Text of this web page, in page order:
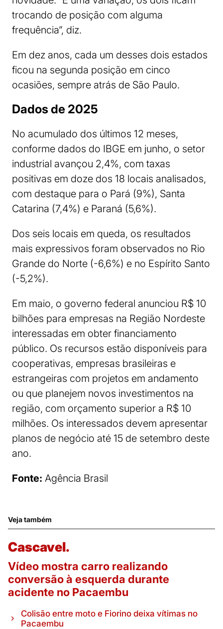
trocando de posição com alguma
frequência”, diz.
Em dez anos, cada um desses dois estados
ficou na segunda posição em cinco
ocasiões, sempre atrás de São Paulo.
Dados de 2025
No acumulado dos últimos 12 meses,
conforme dados do IBGE em junho, o setor
industrial avançou 2,4%, com taxas
positivas em doze dos 18 locais analisados,
com destaque para o Pará (9%), Santa
Catarina (7,4%) e Paraná (5,6%).
Dos seis locais em queda, os resultados
mais expressivos foram observados no Rio
Grande do Norte (-6,6%) e no Espírito Santo
(-5,2%).
Em maio, o governo federal anunciou R$ 10
bilhões para empresas na Região Nordeste
interessadas em obter financiamento
público. Os recursos estão disponíveis para
cooperativas, empresas brasileiras e
estrangeiras com projetos em andamento
ou que planejem novos investimentos na
região, com orçamento superior a R$ 10
milhões. Os interessados devem apresentar
planos de negócio até 15 de setembro deste
ano.
Fonte: Agência Brasil
Veja também
Cascavel.
Vídeo mostra carro realizando
conversão à esquerda durante
acidente no Pacaembu
Colisão entre moto e Fiorino deixa vítimas no
Pacaembu